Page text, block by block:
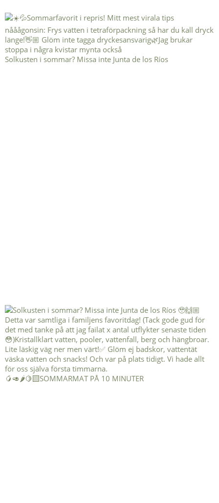
Solkusten i sommar? Missa inte Junta de los Ríos
🥭🥑🌶️🍋‍🟩SOMMARMAT PÅ 10 MINUTER